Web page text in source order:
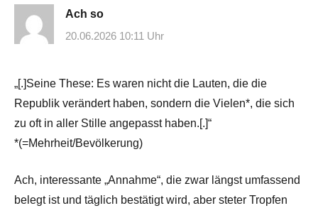
Ach so
20.06.2026 10:11 Uhr
„[.]Seine These: Es waren nicht die Lauten, die die
Republik verändert haben, sondern die Vielen*, die sich
zu oft in aller Stille angepasst haben.[.]“
*(=Mehrheit/Bevölkerung)
Ach, interessante „Annahme“, die zwar längst umfassend
belegt ist und täglich bestätigt wird, aber steter Tropfen